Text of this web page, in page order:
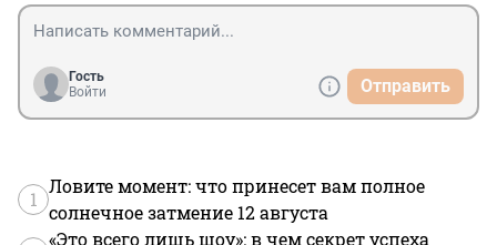
Гость
Войти
Отправить
1
Ловите момент: что принесет вам полное
солнечное затмение 12 августа
«Это всего лишь шоу»: в чем секрет успеха